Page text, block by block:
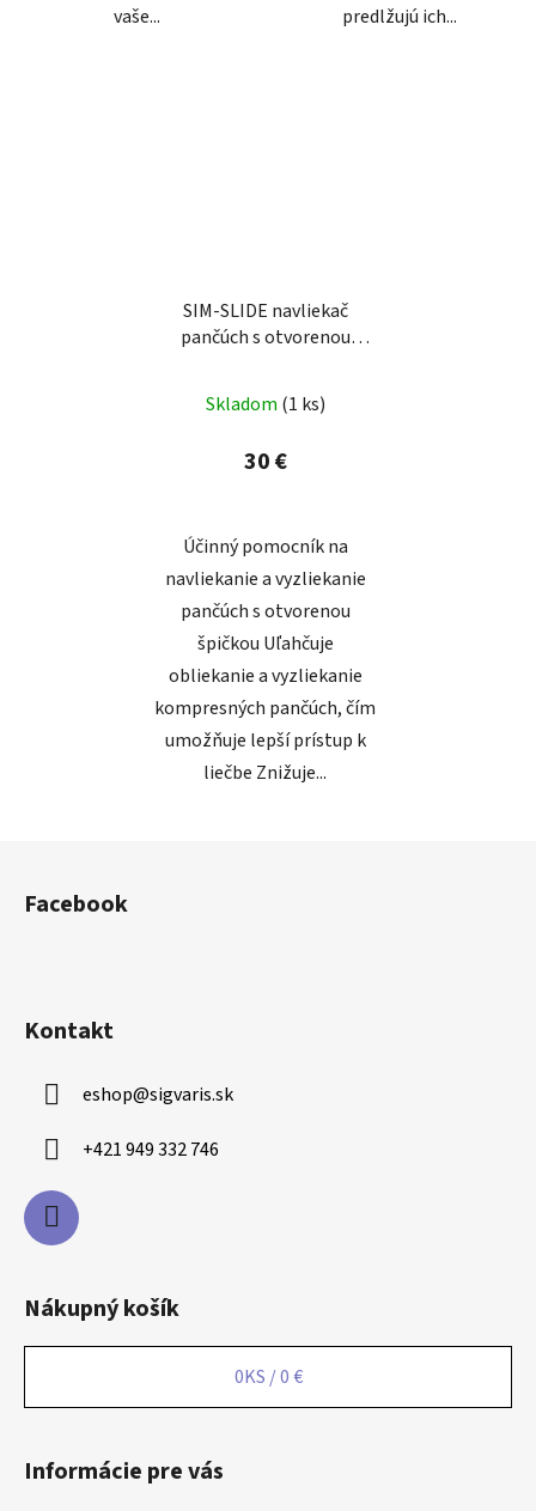
vaše...
predlžujú ich...
SIM-SLIDE navliekač
pančúch s otvorenou
Skladom (1 ks)
30 €
Účinný pomocník na
navliekanie a vyzliekanie
pančúch s otvorenou
špičkou Uľahčuje
obliekanie a vyzliekanie
kompresných pančúch, čím
umožňuje lepší prístup k
liečbe Znižuje...
Facebook
Kontakt
eshop@sigvaris.sk
+421 949 332 746
Nákupný košík
0KS /0 €
Informácie pre vás